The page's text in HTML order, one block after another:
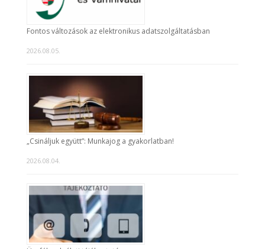
Fontos változások az elektronikus adatszolgáltatásban
2026.08.05.
„Csináljuk együtt”: Munkajog a gyakorlatban!
2026.08.04.